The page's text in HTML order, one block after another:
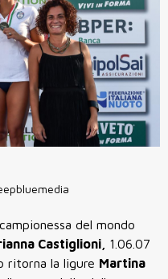
del mondo
Castiglioni, 1.06.07
ritorna la ligure Martina